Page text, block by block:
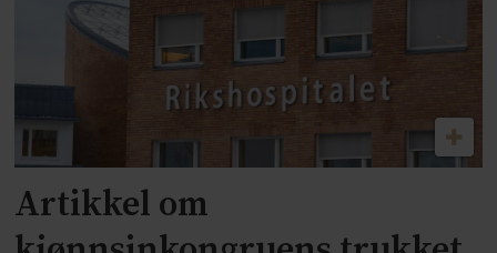
Artikkel om